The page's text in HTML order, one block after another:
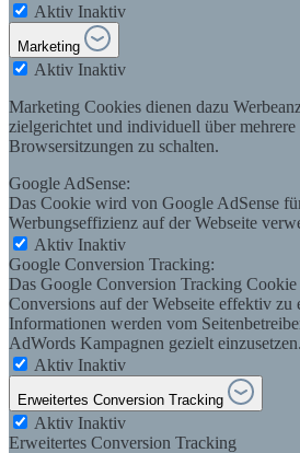
Aktiv Inaktiv
Marketing
Aktiv Inaktiv
Marketing Cookies dienen dazu
zielgerichtet und individuell über mehrere
Browsersitzungen zu schalten.
Google AdSense:
Das Cookie wird von Google AdSense
Werbungseffizienz auf der Webseite
Aktiv Inaktiv
Google Conversion Tracking:
Das Google Conversion Tracking
Conversions auf der Webseite effektiv zu
Informationen werden vom
AdWords Kampagnen gezielt einzusetzen.
Aktiv Inaktiv
Erweitertes Conversion Tracking
Aktiv Inaktiv
Erweitertes Conversion Tracking